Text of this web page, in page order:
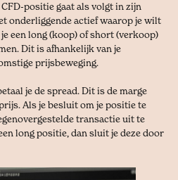
positie gaat als volgt in zijn
onderliggende actief waarop je wilt
een long (koop) of short (verkoop)
Dit is afhankelijk van je
prijsbeweging.
je de spread. Dit is de marge
Als je besluit om je positie te
transactie uit te
long positie, dan sluit je deze door